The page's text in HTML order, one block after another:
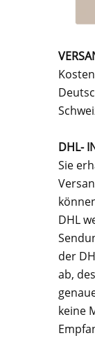
DHL-
Sie
DHL
der
ab,
keine